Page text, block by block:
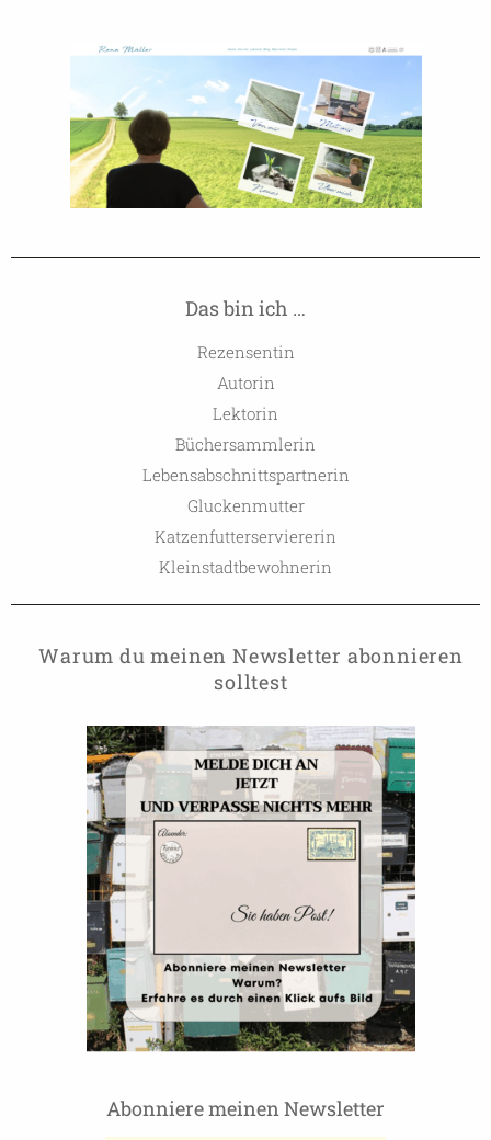
Das bin ich …
Rezensentin
Autorin
Lektorin
Büchersammlerin
Lebensabschnittspartnerin
Gluckenmutter
Katzenfutterserviererin
Kleinstadtbewohnerin
Warum du meinen Newsletter abonnieren
solltest
Abonniere meinen Newsletter